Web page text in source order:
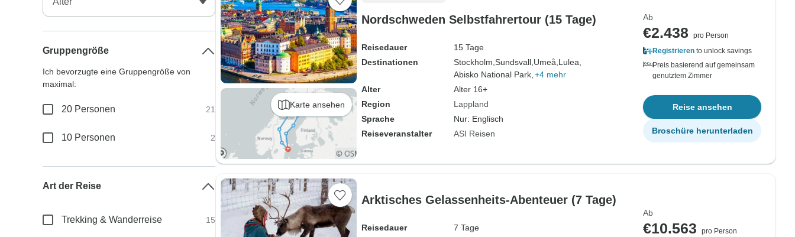
Karte ansehen
Nordschweden Selbstfahrertour (15 Tage)
Reisedauer
15 Tage
Destinationen
Stockholm, Sundsvall, Umeå, Lulea,
Abisko National Park, +4 mehr
Alter
Alter 16+
Region
Lappland
Sprache
Nur: Englisch
Reiseveranstalter
ASI Reisen
Ab
€2.438
pro Person
Registrieren to unlock savings
Preis basierend auf gemeinsam
genutztem Zimmer
Reise ansehen
Broschüre herunterladen
Arktisches Gelassenheits-Abenteuer (7 Tage)
Reisedauer
7 Tage
Ab
€10.563
pro Person
Gruppengröße
Ich bevorzugte eine Gruppengröße von
maximal:
20 Personen 21
10 Personen 2
Art der Reise
Trekking & Wanderreise 15